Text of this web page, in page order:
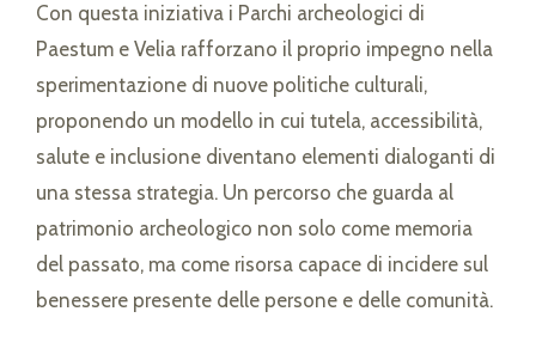
Con questa iniziativa i Parchi archeologici di
Paestum e Velia rafforzano il proprio impegno nella
sperimentazione di nuove politiche culturali,
proponendo un modello in cui tutela, accessibilità,
salute e inclusione diventano elementi dialoganti di
una stessa strategia. Un percorso che guarda al
patrimonio archeologico non solo come memoria
del passato, ma come risorsa capace di incidere sul
benessere presente delle persone e delle comunità.